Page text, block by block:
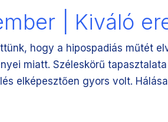
| Kiváló
hogy a hipospadiás műtét
miatt. Széleskörű
elképesztően gyors volt.